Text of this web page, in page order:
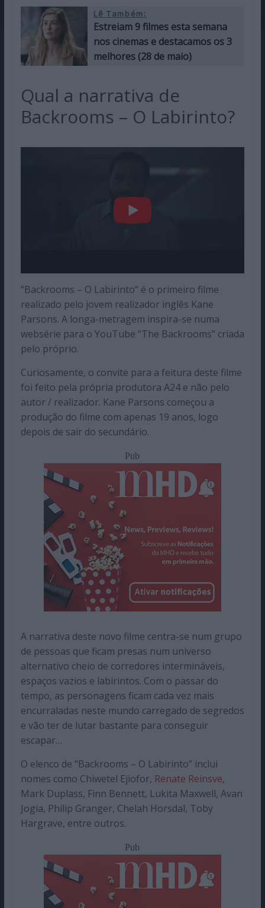
Lê Também:
Estreiam 9 filmes esta semana
nos cinemas e destacamos os 3
melhores (28 de maio)
Qual a narrativa de
Backrooms – O Labirinto?
“Backrooms – O Labirinto” é o primeiro filme
realizado pelo jovem realizador inglês Kane
Parsons. A longa-metragem inspira-se numa
websérie para o YouTube “The Backrooms” criada
pelo próprio.
Curiosamente, o convite para a feitura deste filme
foi feito pela própria produtora A24 e não pelo
autor / realizador. Kane Parsons começou a
produção do filme com apenas 19 anos, logo
depois de sair do secundário.
Pub
A narrativa deste novo filme centra-se num grupo
de pessoas que ficam presas num universo
alternativo cheio de corredores intermináveis,
espaços vazios e labirintos. Com o passar do
tempo, as personagens ficam cada vez mais
encurraladas neste mundo carregado de segredos
e vão ter de lutar bastante para conseguir
escapar…
O elenco de “Backrooms – O Labirinto” inclui
nomes como Chiwetel Ejiofor, Renate Reinsve,
Mark Duplass, Finn Bennett, Lukita Maxwell, Avan
Jogia, Philip Granger, Chelah Horsdal, Toby
Hargrave, entre outros.
Pub